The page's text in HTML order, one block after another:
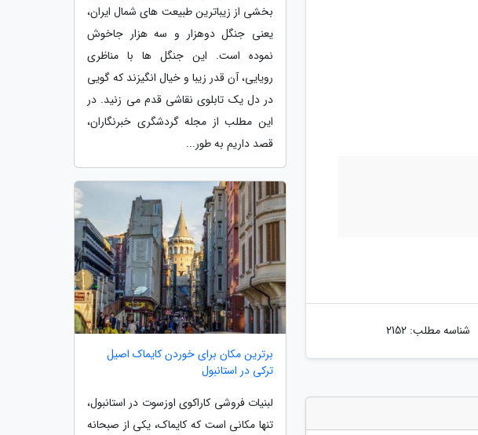
شناسه مطلب: 2152
بخشی از زیباترین طبیعت های شمال ایران،
یعنی جنگل دوهزار و سه هزار جاخوش
نموده است. این جنگل ها با مناظری
رویایی، آن قدر زیبا و خیال انگیزند که گویی
در دل یک تابلوی نقاشی قدم می زنید. در
این مطلب از مجله گردشگری خبرنگاران،
قصد داریم به طور...
برترین مکان برای خوردن کایماک اصیل
ترکی در استانبول
لبنیات فروشی کاراکوی اوزسوت در استانبول،
تنها مکانی است که کایماک، یکی از صبحانه